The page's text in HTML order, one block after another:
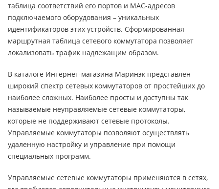
таблица соответствий его портов и МАС-адресов
подключаемого оборудования – уникальных
идентификаторов этих устройств. Сформированная
маршрутная таблица сетевого коммутатора позволяет
локализовать трафик надлежащим образом.
В каталоге Интернет-магазина Маринэк представлен
широкий спектр сетевых коммутаторов от простейших до
наиболее сложных. Наиболее просты и доступны так
называемые неуправляемые сетевые коммутаторы,
которые не поддерживают сетевые протоколы.
Управляемые коммутаторы позволяют осуществлять
удаленную настройку и управление при помощи
специальных программ.
Управляемые сетевые коммутаторы применяются в сетях,